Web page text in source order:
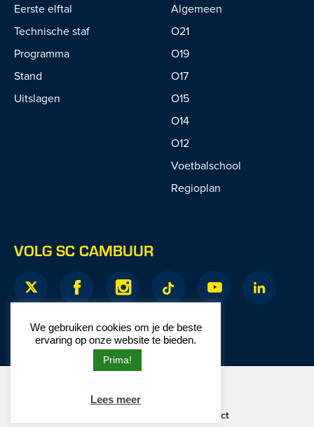
Eerste elftal
Technische staf
Programma
Stand
Uitslagen
Algemeen
O21
O19
O17
O15
O14
O12
Voetbalschool
Regioplan
VOLG SC CAMBUUR
Website door
Contact
We gebruiken cookies om je de beste
ervaring op onze website te bieden.
Prima!
Lees meer